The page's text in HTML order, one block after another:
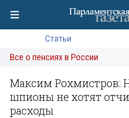
Статьи
Все о пенсиях в России
Максим Рохмистров:
шпионы не хотят
расходы